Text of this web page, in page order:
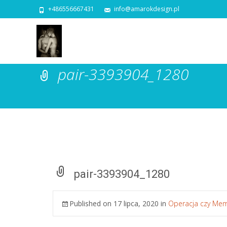
+486556667431 info@amarokdesign.pl
pair-3393904_1280
pair-3393904_1280
Published on 17 lipca, 2020 in Operacja czy